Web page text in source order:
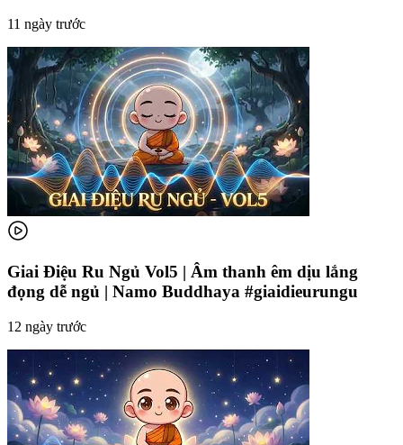
11 ngày trước
Giai Điệu Ru Ngủ Vol5 | Âm thanh êm dịu lắng
đọng dễ ngủ | Namo Buddhaya #giaidieurungu
12 ngày trước